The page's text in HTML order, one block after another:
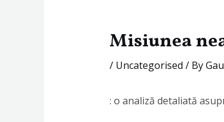
Misiunea
/ Uncategorised / By
: o analiză detaliată